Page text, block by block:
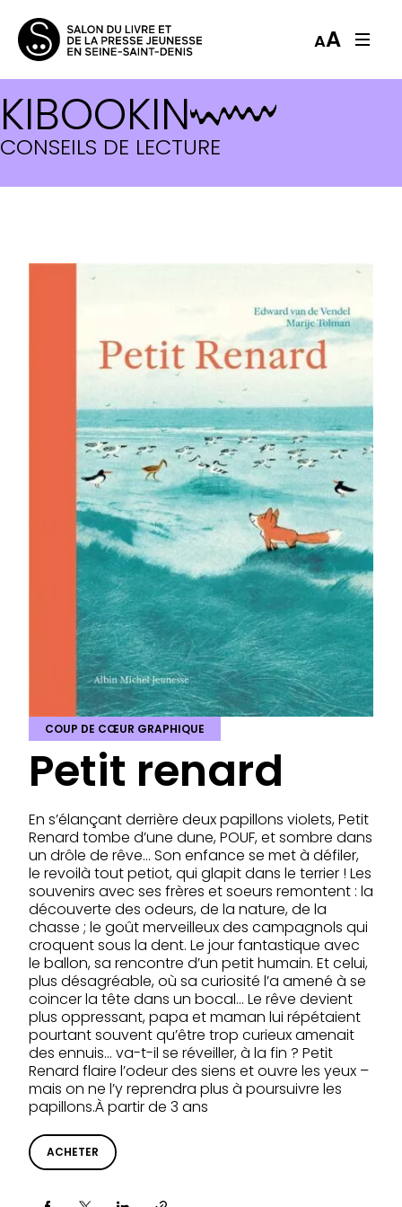
AA
KIBOOKIN
CONSEILS DE LECTURE
COUP DE CŒUR GRAPHIQUE
Petit renard
En s’élançant derrière deux papillons violets, Petit
Renard tombe d’une dune, POUF, et sombre dans
un drôle de rêve… Son enfance se met à défiler,
le revoilà tout petiot, qui glapit dans le terrier ! Les
souvenirs avec ses frères et soeurs remontent : la
découverte des odeurs, de la nature, de la
chasse ; le goût merveilleux des campagnols qui
croquent sous la dent. Le jour fantastique avec
le ballon, sa rencontre d’un petit humain. Et celui,
plus désagréable, où sa curiosité l’a amené à se
coincer la tête dans un bocal… Le rêve devient
plus oppressant, papa et maman lui répétaient
pourtant souvent qu’être trop curieux amenait
des ennuis… va-t-il se réveiller, à la fin ? Petit
Renard flaire l’odeur des siens et ouvre les yeux –
mais on ne l’y reprendra plus à poursuivre les
papillons.À partir de 3 ans
ACHETER